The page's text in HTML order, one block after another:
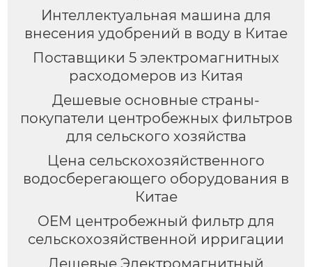
Интеллектуальная машина для
внесения удобрений в воду в Китае
Поставщики 5 электромагнитных
расходомеров из Китая
Дешевые основные страны-
покупатели центробежных фильтров
для сельского хозяйства
Цена сельскохозяйственного
водосберегающего оборудования в
Китае
OEM центробежный фильтр для
сельскохозяйственной ирригации
Дешевые Электромагнитный